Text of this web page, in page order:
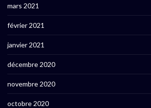
mars 2021
février 2021
janvier 2021
décembre 2020
novembre 2020
octobre 2020